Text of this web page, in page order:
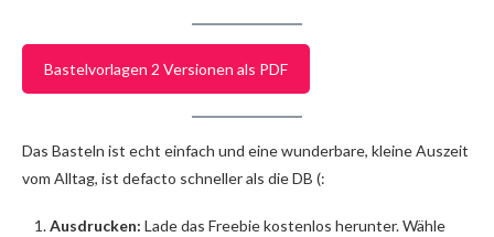
Bastelvorlagen 2 Versionen als PDF
Das Basteln ist echt einfach und eine wunderbare, kleine Auszeit
vom Alltag, ist defacto schneller als die DB (:
Ausdrucken: Lade das Freebie kostenlos herunter. Wähle